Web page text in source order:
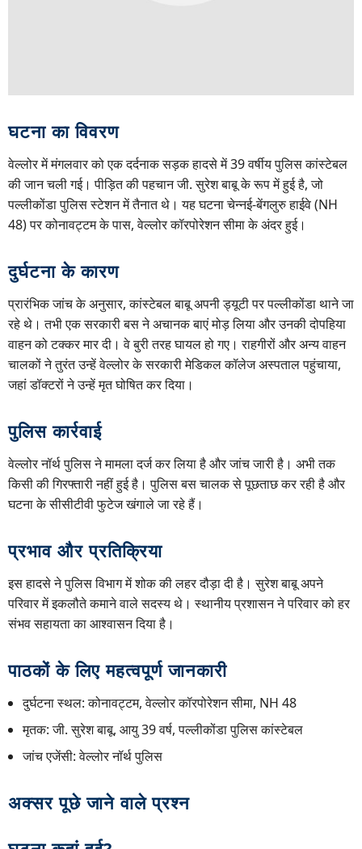
घटना का विवरण
वेल्लोर में मंगलवार को एक दर्दनाक सड़क हादसे में 39 वर्षीय पुलिस कांस्टेबल
की जान चली गई। पीड़ित की पहचान जी. सुरेश बाबू के रूप में हुई है, जो
पल्लीकोंडा पुलिस स्टेशन में तैनात थे। यह घटना चेन्नई-बेंगलुरु हाईवे (NH
48) पर कोनावट्टम के पास, वेल्लोर कॉरपोरेशन सीमा के अंदर हुई।
दुर्घटना के कारण
प्रारंभिक जांच के अनुसार, कांस्टेबल बाबू अपनी ड्यूटी पर पल्लीकोंडा थाने जा
रहे थे। तभी एक सरकारी बस ने अचानक बाएं मोड़ लिया और उनकी दोपहिया
वाहन को टक्कर मार दी। वे बुरी तरह घायल हो गए। राहगीरों और अन्य वाहन
चालकों ने तुरंत उन्हें वेल्लोर के सरकारी मेडिकल कॉलेज अस्पताल पहुंचाया,
जहां डॉक्टरों ने उन्हें मृत घोषित कर दिया।
पुलिस कार्रवाई
वेल्लोर नॉर्थ पुलिस ने मामला दर्ज कर लिया है और जांच जारी है। अभी तक
किसी की गिरफ्तारी नहीं हुई है। पुलिस बस चालक से पूछताछ कर रही है और
घटना के सीसीटीवी फुटेज खंगाले जा रहे हैं।
प्रभाव और प्रतिक्रिया
इस हादसे ने पुलिस विभाग में शोक की लहर दौड़ा दी है। सुरेश बाबू अपने
परिवार में इकलौते कमाने वाले सदस्य थे। स्थानीय प्रशासन ने परिवार को हर
संभव सहायता का आश्वासन दिया है।
पाठकों के लिए महत्वपूर्ण जानकारी
दुर्घटना स्थल: कोनावट्टम, वेल्लोर कॉरपोरेशन सीमा, NH 48
मृतक: जी. सुरेश बाबू, आयु 39 वर्ष, पल्लीकोंडा पुलिस कांस्टेबल
जांच एजेंसी: वेल्लोर नॉर्थ पुलिस
अक्सर पूछे जाने वाले प्रश्न